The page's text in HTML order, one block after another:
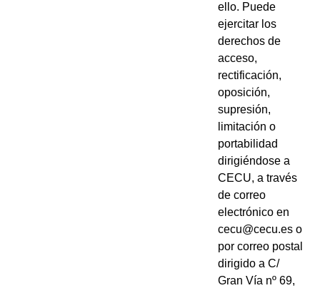
ello. Puede
ejercitar los
derechos de
acceso,
rectificación,
oposición,
supresión,
limitación o
portabilidad
dirigiéndose a
CECU, a través
de correo
electrónico en
cecu@cecu.es o
por correo postal
dirigido a C/
Gran Vía nº 69,